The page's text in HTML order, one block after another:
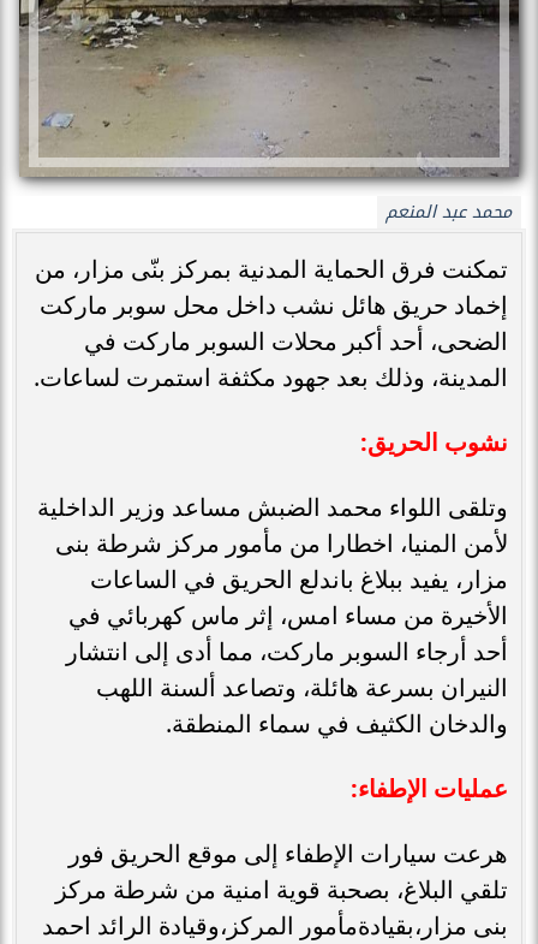
محمد عبد المنعم
تمكنت فرق الحماية المدنية بمركز بنّى مزار، من
إخماد حريق هائل نشب داخل محل سوبر ماركت
الضحى، أحد أكبر محلات السوبر ماركت في
المدينة، وذلك بعد جهود مكثفة استمرت لساعات.
نشوب الحريق:
وتلقى اللواء محمد الضبش مساعد وزير الداخلية
لأمن المنيا، اخطارا من مأمور مركز شرطة بنى
مزار، يفيد ببلاغ باندلع الحريق في الساعات
الأخيرة من مساء امس، إثر ماس كهربائي في
أحد أرجاء السوبر ماركت، مما أدى إلى انتشار
النيران بسرعة هائلة، وتصاعد ألسنة اللهب
والدخان الكثيف في سماء المنطقة.
عمليات الإطفاء:
هرعت سيارات الإطفاء إلى موقع الحريق فور
تلقي البلاغ، بصحبة قوية امنية من شرطة مركز
بنى مزار،بقيادةمأمور المركز،وقيادة الرائد احمد